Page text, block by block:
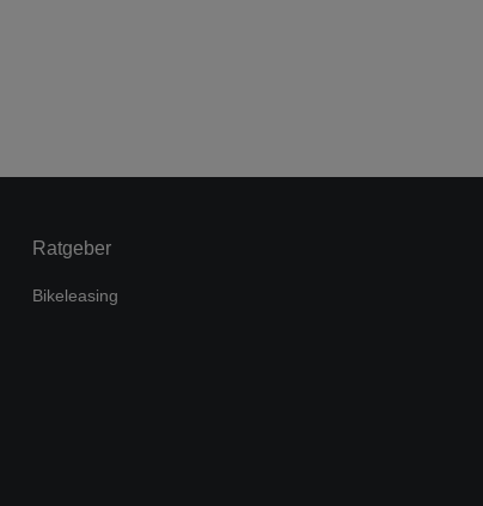
Ratgeber
Bikeleasing